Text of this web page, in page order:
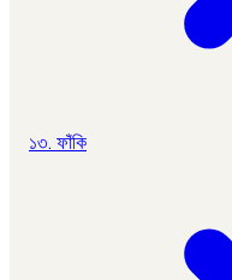
১৩. ফাঁকি